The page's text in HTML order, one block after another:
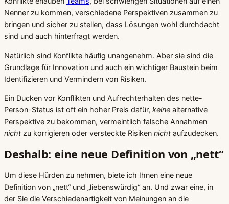
Nenner zu kommen, verschiedene Perspektiven zusammen zu
bringen und sicher zu stellen, dass Lösungen wohl durchdacht
sind und auch hinterfragt werden.
Natürlich sind Konflikte häufig unangenehm. Aber sie sind die
Grundlage für Innovation und auch ein wichtiger Baustein beim
Identifizieren und Vermindern von Risiken.
Ein Ducken vor Konflikten und Aufrechterhalten des nette-
Person-Status ist oft ein hoher Preis dafür, keine alternative
Perspektive zu bekommen, vermeintlich falsche Annahmen
nicht zu korrigieren oder versteckte Risiken nicht aufzudecken.
Deshalb: eine neue Definition von „nett“
Um diese Hürden zu nehmen, biete ich Ihnen eine neue
Definition von „nett“ und „liebenswürdig“ an. Und zwar eine, in
der Sie die Verschiedenartigkeit von Meinungen an die